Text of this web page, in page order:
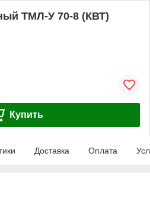
ТМЛ-У 70-8 (КВТ)
Купить
Доставка Оплата